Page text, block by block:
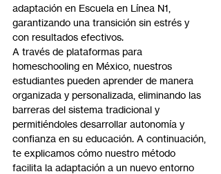
adaptación en Escuela en Línea N1,
garantizando una transición sin estrés y
con resultados efectivos.
A través de plataformas para
homeschooling en México, nuestros
estudiantes pueden aprender de manera
organizada y personalizada, eliminando las
barreras del sistema tradicional y
permitiéndoles desarrollar autonomía y
confianza en su educación. A continuación,
te explicamos cómo nuestro método
facilita la adaptación a un nuevo entorno